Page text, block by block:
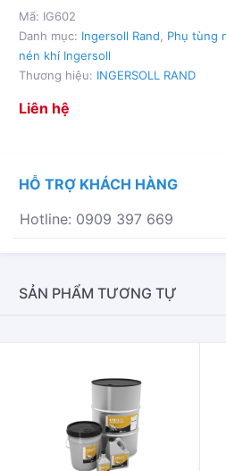
Liên hệ
Mã: IG602
Danh mục: Ingersoll Rand Phụ tùng
nén khí Ingersoll
Thương hiệu: INGERSOLL RAND
HỖ TRỢ KHÁCH HÀNG
Hotline: 0909 397 669
SẢN PHẨM TƯƠNG TỰ